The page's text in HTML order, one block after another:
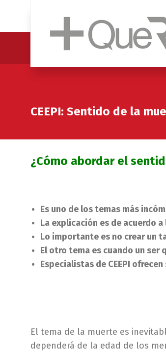
CEEPI: Sentido de la
¿Cómo abordar el
Es uno de los temas más
La explicación es de acuerdo
Lo importante es no crear un
El otro tema es cuando un ser
Especialistas de CEEPI
El tema de la muerte es
dependerá de la edad de los